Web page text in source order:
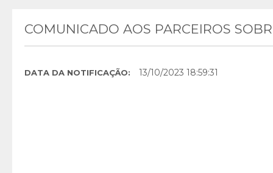
COMUNICADO AOS PARCEIROS
DATA DA NOTIFICAÇÃO: 13/10/2023 18:59:31